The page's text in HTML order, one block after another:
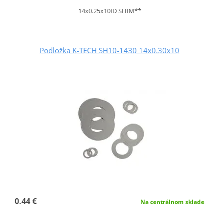
14x0.25x10ID SHIM**
Podložka K-TECH SH10-1430 14x0.30x10
0,44 € Na centrálnom sklade